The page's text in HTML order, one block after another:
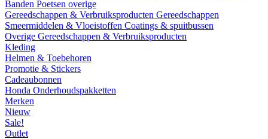
Banden Poetsen overige
Gereedschappen & Verbruiksproducten Gereedschappen
Smeermiddelen & Vloeistoffen Coatings & spuitbussen
Overige Gereedschappen & Verbruiksproducten
Kleding
Helmen & Toebehoren
Promotie & Stickers
Cadeaubonnen
Honda Onderhoudspakketten
Merken
Nieuw
Sale!
Outlet